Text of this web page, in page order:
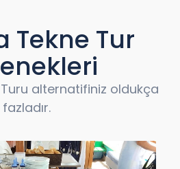
Tekne Tur
Turu alternatifiniz oldukça
fazladır.